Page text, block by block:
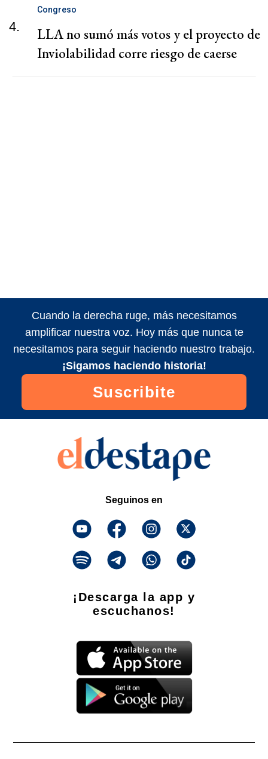
4.
Congreso
LLA no sumó más votos y el proyecto de
Inviolabilidad corre riesgo de caerse
Cuando la derecha ruge, más necesitamos
amplificar nuestra voz. Hoy más que nunca te
necesitamos para seguir haciendo nuestro trabajo.
¡Sigamos haciendo historia!
Suscribite
Seguinos en
¡Descarga la app y
escuchanos!